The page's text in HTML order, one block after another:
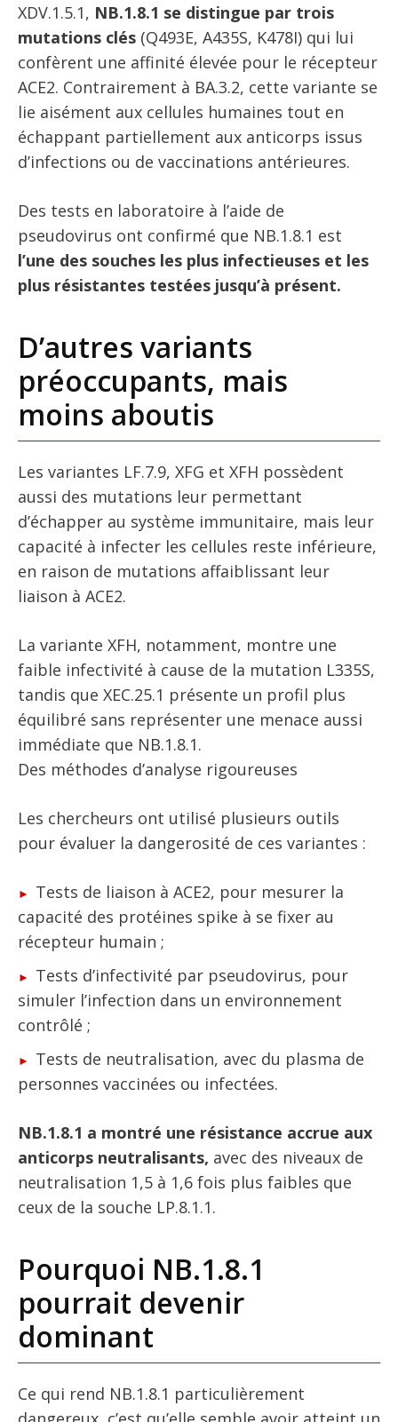
XDV.1.5.1, NB.1.8.1 se distingue par trois
mutations clés (Q493E, A435S, K478I) qui lui
confèrent une affinité élevée pour le récepteur
ACE2. Contrairement à BA.3.2, cette variante se
lie aisément aux cellules humaines tout en
échappant partiellement aux anticorps issus
d’infections ou de vaccinations antérieures.
Des tests en laboratoire à l’aide de
pseudovirus ont confirmé que NB.1.8.1 est
l’une des souches les plus infectieuses et les
plus résistantes testées jusqu’à présent.
D’autres variants
préoccupants, mais
moins aboutis
Les variantes LF.7.9, XFG et XFH possèdent
aussi des mutations leur permettant
d’échapper au système immunitaire, mais leur
capacité à infecter les cellules reste inférieure,
en raison de mutations affaiblissant leur
liaison à ACE2.
La variante XFH, notamment, montre une
faible infectivité à cause de la mutation L335S,
tandis que XEC.25.1 présente un profil plus
équilibré sans représenter une menace aussi
immédiate que NB.1.8.1.
Des méthodes d’analyse rigoureuses
Les chercheurs ont utilisé plusieurs outils
pour évaluer la dangerosité de ces variantes :
Tests de liaison à ACE2, pour mesurer la
capacité des protéines spike à se fixer au
récepteur humain ;
Tests d’infectivité par pseudovirus, pour
simuler l’infection dans un environnement
contrôlé ;
Tests de neutralisation, avec du plasma de
personnes vaccinées ou infectées.
NB.1.8.1 a montré une résistance accrue aux
anticorps neutralisants, avec des niveaux de
neutralisation 1,5 à 1,6 fois plus faibles que
ceux de la souche LP.8.1.1.
Pourquoi NB.1.8.1
pourrait devenir
dominant
Ce qui rend NB.1.8.1 particulièrement